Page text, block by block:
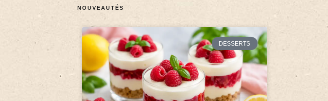
NOUVEAUTÉS
DESSERTS